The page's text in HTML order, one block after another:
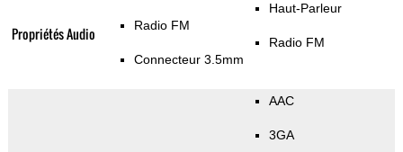
Propriétés Audio Radio FM
Connecteur 3.5mm
Haut-Parleur
Radio FM
AAC
3GA